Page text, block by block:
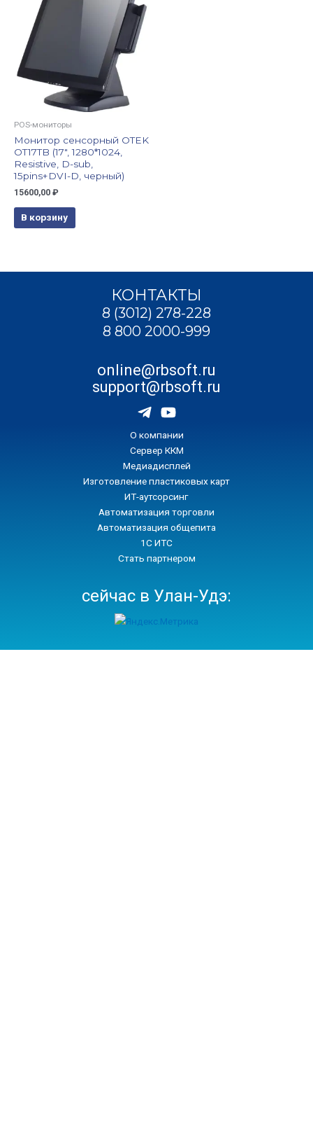
POS-мониторы
Монитор сенсорный OTEK
OT17TB (17″, 1280*1024,
Resistive, D-sub,
15pins+DVI-D, черный)
15600,00 ₽
В корзину
КОНТАКТЫ
8 (3012) 278-228
8 800 2000-999
online@rbsoft.ru
support@rbsoft.ru
О компании
Сервер ККМ
Медиадисплей
Изготовление пластиковых карт
ИТ-аутсорсинг
Автоматизация торговли
Автоматизация общепита
1С ИТС
Стать партнером
сейчас в Улан-Удэ: